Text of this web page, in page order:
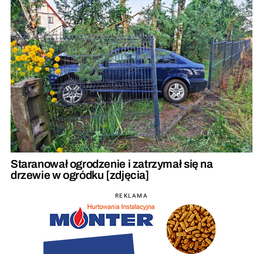
Staranował ogrodzenie i zatrzymał się na
drzewie w ogródku [zdjęcia]
REKLAMA